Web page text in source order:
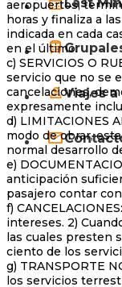
Viajes
aeropuertos,
horas y finaliza a
indicada en cada
en el último.
c) SERVICIOS O
servicio que no se
cancelaciones,
expresamente
d) LIMITACIONES
modo de obrar,
normal desarrollo
e)
anticipación
pasajero contar
f)
intereses. 2)
las cuales presten
ciento de los
g) TRANSPORTE
los servicios